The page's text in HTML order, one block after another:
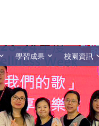
學習成果 校園資訊